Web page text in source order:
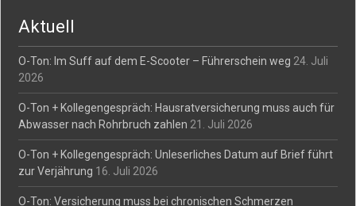
Aktuell
O-Ton: Im Suff auf dem E-Scooter – Führerschein weg 24. Juli
2026
O-Ton + Kollegengespräch: Hausratversicherung muss auch für
Abwasser nach Rohrbruch zahlen 21. Juli 2026
O-Ton + Kollegengespräch: Unleserliches Datum auf Brief führt
zur Verjährung 16. Juli 2026
O-Ton: Versicherung muss bei chronischen Schmerzen